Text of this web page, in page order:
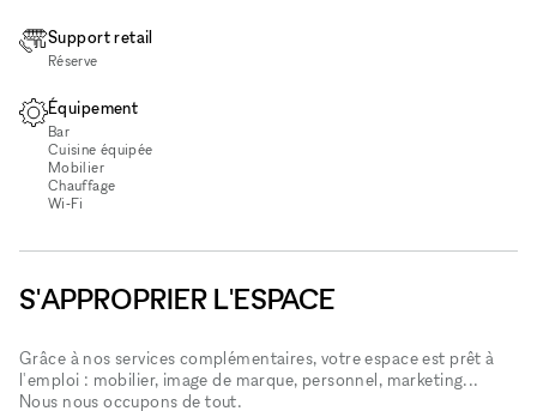
Support retail
Réserve
Équipement
Bar
Cuisine équipée
Mobilier
Chauffage
Wi‑Fi
S'APPROPRIER L'ESPACE
Grâce à nos services complémentaires, votre espace est prêt à
l'emploi : mobilier, image de marque, personnel, marketing...
Nous nous occupons de tout.